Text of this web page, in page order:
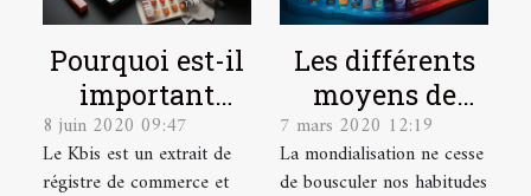
Pourquoi est-il
important
procéder à
l'obtention de
8 juin 2020 09:47
Le Kbis est un extrait de
régistre de commerce et
Les différents
moyens de
paiement
7 mars 2020 12:19
La mondialisation ne cesse
de bousculer nos habitudes